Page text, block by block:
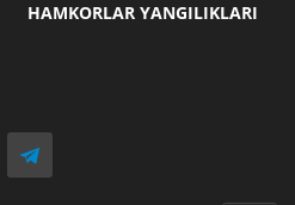
HAMKORLAR YANGILIKLARI